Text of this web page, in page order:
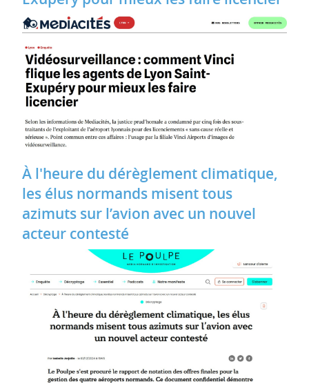
À l'heure du dérèglement climatique,
les élus normands misent tous
azimuts sur l’avion avec un nouvel
acteur contesté